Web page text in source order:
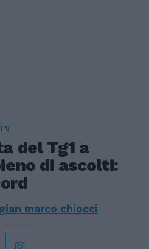
del Tg1 a
di ascolti:
gian marco chiocci